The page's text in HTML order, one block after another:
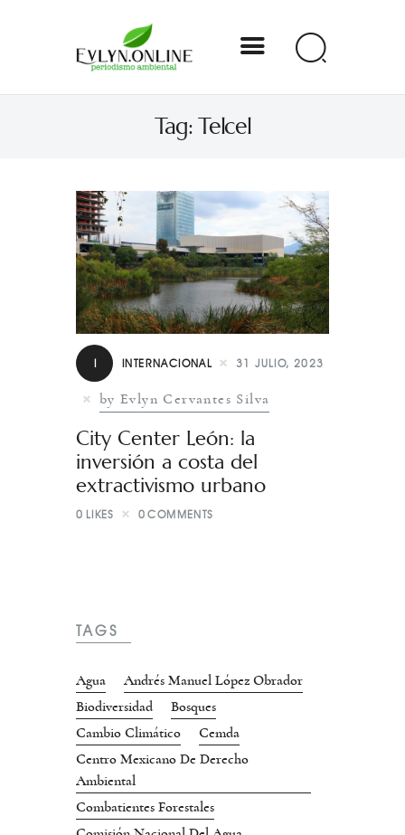
Tag: Telcel
Evlyn Online
Periodismo para autogobernarse
Internacional
Nacional
Estados
Especial
I INTERNACIONAL 31 JULIO, 2023
by Evlyn Cervantes Silva
City Center León: la
inversión a costa del
extractivismo urbano
0 LIKES 0 COMMENTS
TAGS
Agua
Andrés Manuel López Obrador
Biodiversidad
Bosques
Cambio Climático
Cemda
Centro Mexicano De Derecho
Ambiental
Combatientes Forestales